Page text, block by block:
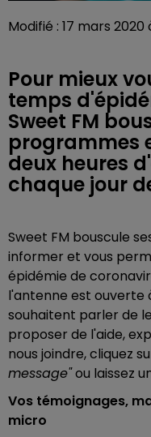
Modifié : 17 mars
Pour mieux
temps
Sweet FM
programmes
deux heures
chaque jour
Sweet FM bouscule
informer et vous
épidémie de
l'antenne est ouverte
souhaitent parler de
proposer de l'aide,
nous joindre, cliquez
message"ou laissez
Vos témoignages,
micro